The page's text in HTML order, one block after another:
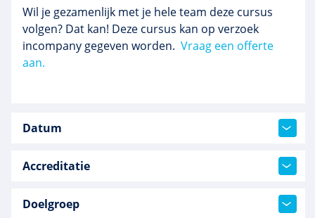
Wil je gezamenlijk met je hele team deze cursus
volgen? Dat kan! Deze cursus kan op verzoek
incompany gegeven worden. Vraag een offerte
aan.
Datum
Accreditatie
Doelgroep